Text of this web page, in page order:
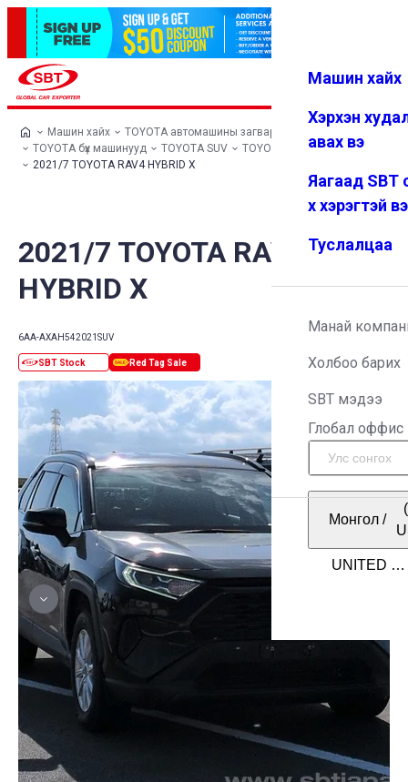
Дуртай Цэс
Машин хайх
Хэрхэн
авах вэ
Яагаад SBT
х хэрэгтэй
Туслалцаа
Манай
Холбоо барих
SBT мэдээ
Глобал оффис
Монгол /
Машин хайх
TOYOTA автомашины загварууд
TOYOTA бүх машинууд
TOYOTA SUV
TOYOTA RAV4
2021/7 TOYOTA RAV4 HYBRID X
2021/7 TOYOTA RAV4
HYBRID X
6AA-AXAH542021 SUV